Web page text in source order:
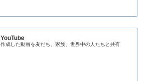
YouTube
作成した動画を友だち、家族、世界中の人たちと共有